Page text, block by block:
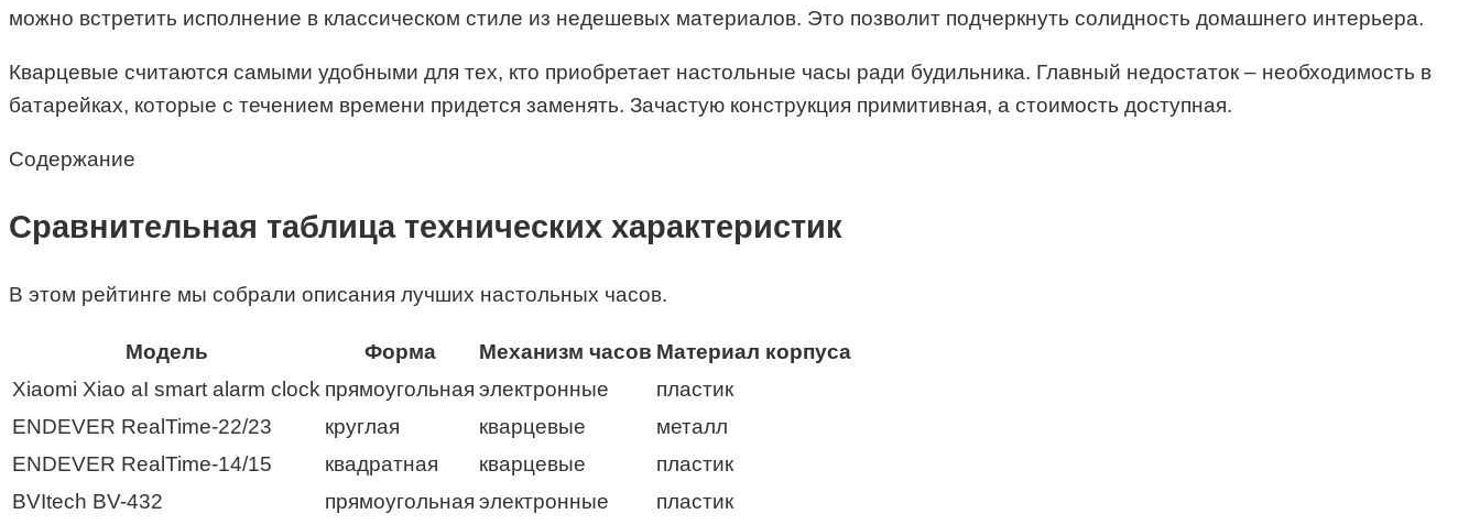
можно встретить исполнение в классическом стиле из недешевых материалов. Это позволит подчеркнуть солидность домашнего интерьера.
Кварцевые считаются самыми удобными для тех, кто приобретает настольные часы ради будильника. Главный недостаток – необходимость в
батарейках, которые с течением времени придется заменять. Зачастую конструкция примитивная, а стоимость доступная.
Содержание
Сравнительная таблица технических характеристик
В этом рейтинге мы собрали описания лучших настольных часов.
Модель Форма Механизм часов Материал корпуса
Xiaomi Xiao aI smart alarm clock прямоугольная электронные
пластик
ENDEVER RealTime-22/23
круглая кварцевые
металл
ENDEVER RealTime-14/15
квадратная кварцевые
пластик
BVItech BV-432
прямоугольная электронные
пластик